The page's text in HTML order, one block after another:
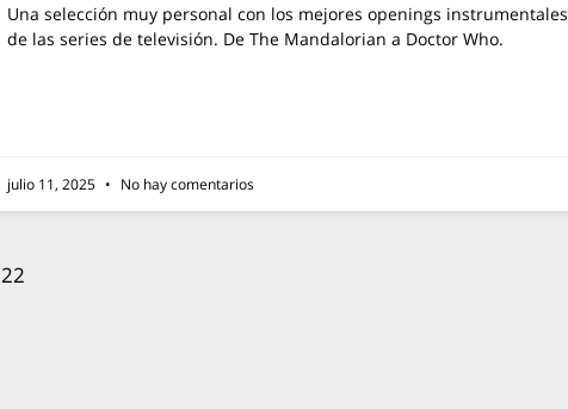
Una selección muy personal con los mejores openings instrumentales
de las series de televisión. De The Mandalorian a Doctor Who.
julio 11, 2025 No hay comentarios
22